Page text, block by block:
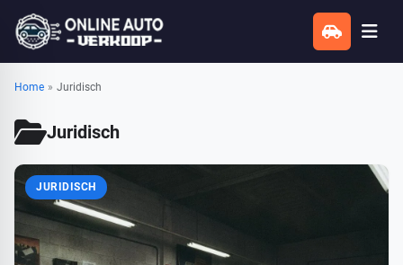
Home » Juridisch
Juridisch
JURIDISCH